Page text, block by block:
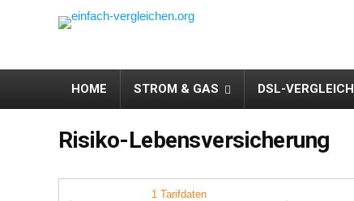
HOME STROM & GAS DSL-VERGLEICH
Risiko-Lebensversicherung